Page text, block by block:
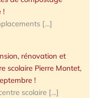
!
[…]
rénovation et
scolaire Pierre Montet,
!
scolaire […]